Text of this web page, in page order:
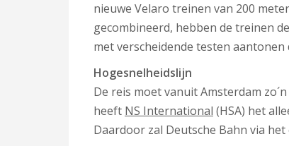
nieuwe Velaro treinen van 200
gecombineerd, hebben de treinen
met verscheidende testen
Hogesnelheidslijn
De reis moet vanuit Amsterdam
heeft NS International (HSA) het
Daardoor zal Deutsche Bahn via